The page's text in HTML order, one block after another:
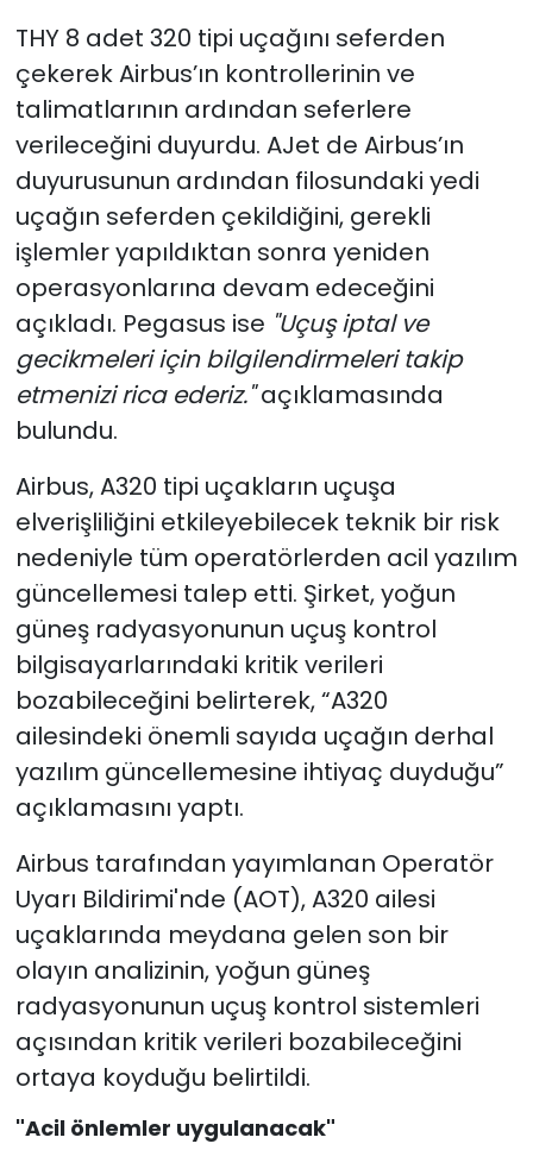
THY 8 adet 320 tipi uçağını seferden
çekerek Airbus’ın kontrollerinin ve
talimatlarının ardından seferlere
verileceğini duyurdu. AJet de Airbus’ın
duyurusunun ardından filosundaki yedi
uçağın seferden çekildiğini, gerekli
işlemler yapıldıktan sonra yeniden
operasyonlarına devam edeceğini
açıkladı. Pegasus ise "Uçuş iptal ve
gecikmeleri için bilgilendirmeleri takip
etmenizi rica ederiz."açıklamasında
bulundu.
Airbus, A320 tipi uçakların uçuşa
elverişliliğini etkileyebilecek teknik bir risk
nedeniyle tüm operatörlerden acil yazılım
güncellemesi talep etti. Şirket, yoğun
güneş radyasyonunun uçuş kontrol
bilgisayarlarındaki kritik verileri
bozabileceğini belirterek, “A320
ailesindeki önemli sayıda uçağın derhal
yazılım güncellemesine ihtiyaç duyduğu”
açıklamasını yaptı.
Airbus tarafından yayımlanan Operatör
Uyarı Bildirimi'nde (AOT), A320 ailesi
uçaklarında meydana gelen son bir
olayın analizinin, yoğun güneş
radyasyonunun uçuş kontrol sistemleri
açısından kritik verileri bozabileceğini
ortaya koyduğu belirtildi.
"Acil önlemler uygulanacak"